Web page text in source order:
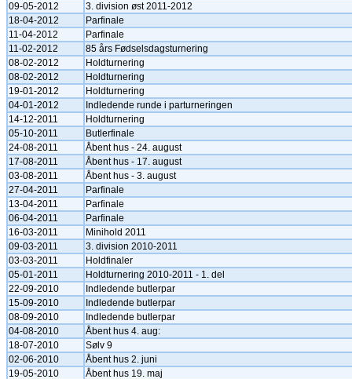
09-05-2012
3. division øst 2011-2012
18-04-2012
Parfinale
11-04-2012
Parfinale
11-02-2012
85 års Fødselsdagsturnering
08-02-2012
Holdturnering
08-02-2012
Holdturnering
19-01-2012
Holdturnering
04-01-2012
Indledende runde i parturneringen
14-12-2011
Holdturnering
05-10-2011
Butlerfinale
24-08-2011
Åbent hus - 24. august
17-08-2011
Åbent hus - 17. august
03-08-2011
Åbent hus - 3. august
27-04-2011
Parfinale
13-04-2011
Parfinale
06-04-2011
Parfinale
16-03-2011
Minihold 2011
09-03-2011
3. division 2010-2011
03-03-2011
Holdfinaler
05-01-2011
Holdturnering 2010-2011 - 1. del
22-09-2010
Indledende butlerpar
15-09-2010
Indledende butlerpar
08-09-2010
Indledende butlerpar
04-08-2010
Åbent hus 4. aug:
18-07-2010
Sølv 9
02-06-2010
Åbent hus 2. juni
19-05-2010
Åbent hus 19. maj